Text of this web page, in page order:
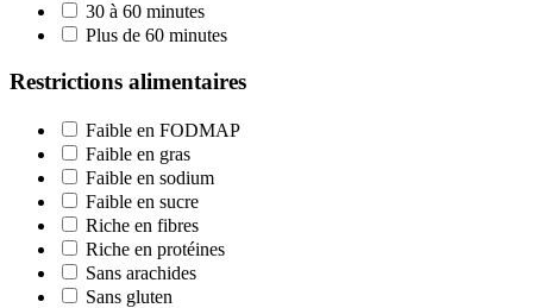
30 à 60 minutes
Plus de 60 minutes
Restrictions alimentaires
Faible en FODMAP
Faible en gras
Faible en sodium
Faible en sucre
Riche en fibres
Riche en protéines
Sans arachides
Sans gluten